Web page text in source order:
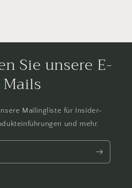
Sie unsere E-
Mails
Mailingliste für Insider-
und mehr.